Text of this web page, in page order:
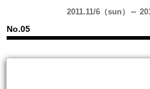
2011.11/6（sun）～
No.05